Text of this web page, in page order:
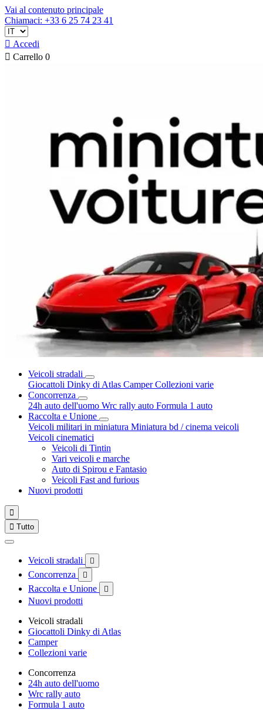
Vai al contenuto principale
Chiamaci: +33 6 25 74 23 41
 Accedi
 Carrello 0
Veicoli stradali
Giocattoli Dinky di Atlas CamperCollezioni varie
Concorrenza
24h auto dell'uomo Wrc rally auto Formula 1 auto
Raccolta e Unione
Veicoli militari in miniatura Miniatura bd / cinema veicoli
Veicoli cinematici
Veicoli di Tintin
Vari veicoli e marche
Auto di Spirou e Fantasio
Veicoli Fast and furious
Nuovi prodotti

 Tutto
Veicoli stradali 
Concorrenza 
Raccolta e Unione 
Nuovi prodotti
Veicoli stradali
Giocattoli Dinky di Atlas
Camper
Collezioni varie
Concorrenza
24h auto dell'uomo
Wrc rally auto
Formula 1 auto